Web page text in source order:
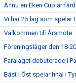
Ännu en Eken Cup är
Vi har 25 lag som spelar
Välkommen till Årsmöte
Föreningsläger den 18-
Paralaget debuterade i
Bäst i Öst spelar final i